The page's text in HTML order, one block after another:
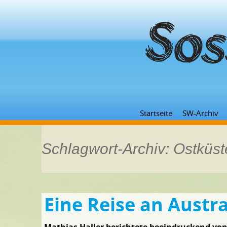
Startseite SW-Archiv
Schlagwort-Archiv:
Eine Reise an